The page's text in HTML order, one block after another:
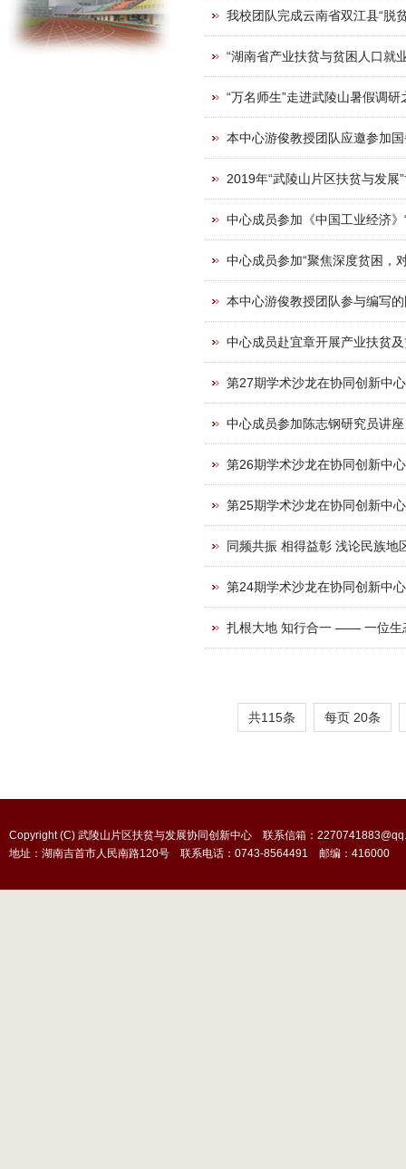
我校团队完成云南省双江县“脱
“湖南省产业扶贫与贫困人口就
“万名师生”走进武陵山暑假调
本中心游俊教授团队应邀参加
2019年“武陵山片区扶贫与发
中心成员参加《中国工业经济
中心成员参加“聚焦深度贫困，
本中心游俊教授团队参与编写
中心成员赴宜章开展产业扶贫
第27期学术沙龙在协同创新中
中心成员参加陈志钢研究员讲座
第26期学术沙龙在协同创新中
第25期学术沙龙在协同创新中
同频共振 相得益彰 浅论民族地
第24期学术沙龙在协同创新中
扎根大地 知行合一 —— 一位生
共115条 每页 20条
Copyright (C) 武陵山片区扶贫与发展协同创新中心 联系信箱：
地址：湖南吉首市人民南路120号 联系电话：0743-8564491 邮编：416000